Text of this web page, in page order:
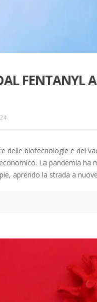
FENTANYL
delle biotecnologie e dei
La pandemia ha
aprendo la strada a